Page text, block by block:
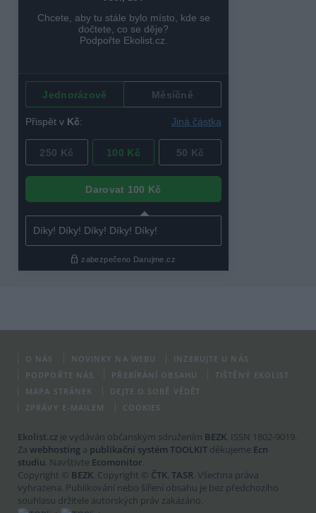
O NÁS NOVINKY NA WEBU
INZERUJTE U NÁS
PODPOŘTE NÁS
PŘEBÍRÁNÍ OBSAHU
TIŠTĚNÝ EKOLIST
MAPA STRÁNEK
DEJTE O SOBĚ VĚDĚT
ZPRÁVY E-MAILEM
COOKIES
Ekolist.cz je vydáván občanským sdružením BEZK. ISSN 1802-9019.
Za webhosting a publikační systém TOOLKIT děkujeme Ecn
studiu. Navštivte Ecomonitor.
Copyright © BEZK. Copyright © ČTK, TASR. Všechna práva
vyhrazena. Publikování nebo šíření obsahu je bez předchozího
souhlasu držitele autorských práv zakázáno.